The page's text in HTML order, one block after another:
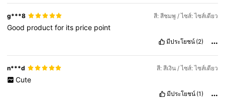
g***8 สี: สีชมพู / ไซส์: ไซส์เดียว
Good productfor its price point
มีประโยชน์ (2)
n***d สี: สีเงิน / ไซส์: ไซส์เดียว
Cute
มีประโยชน์ (1)